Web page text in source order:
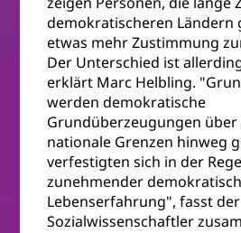
demokratischeren Ländern
etwas mehr Zustimmung
Der Unterschied ist
erklärt Marc Helbling.
werden demokratische
Grundüberzeugungen
nationale Grenzen hinweg
verfestigten sich in der
zunehmender
Lebenserfahrung", fasst der
Sozialwissenschaftler